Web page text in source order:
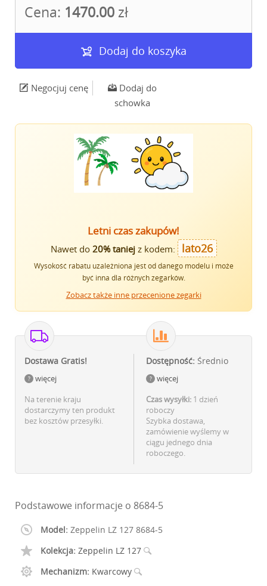
Cena: 1470.00 zł
Dodaj do koszyka
Negocjuj cenę
Dodaj do
schowka
Letni czas zakupów!
Nawet do 20% taniejz kodem: lato26
Wysokość rabatu uzależniona jest od danego modelu i może
być inna dla różnych zegarków.
Zobacz także inne przecenione zegarki
Dostawa Gratis!
więcej
Na terenie kraju
dostarczymy ten produkt
bez kosztów przesyłki.
Dostępność: Średnio
więcej
Czas wysyłki: 1 dzień
roboczy
Szybka dostawa,
zamówienie wyślemy w
ciągu jednego dnia
roboczego.
Podstawowe informacje o 8684-5
Model: Zeppelin LZ 127 8684-5
Kolekcja: Zeppelin LZ 127
Mechanizm: Kwarcowy